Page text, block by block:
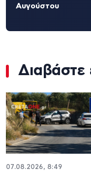
Αυγούστου
Διαβάστε
07.08.2026, 8:49